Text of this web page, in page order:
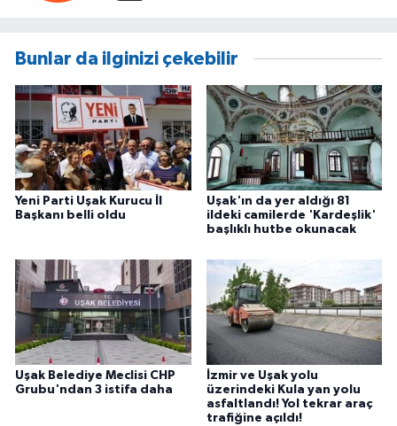
Bunlar da ilginizi çekebilir
Yeni Parti Uşak Kurucu İl
Başkanı belli oldu
Uşak'ın da yer aldığı 81
ildeki camilerde 'Kardeşlik'
başlıklı hutbe okunacak
Uşak Belediye Meclisi CHP
Grubu'ndan 3 istifa daha
İzmir ve Uşak yolu
üzerindeki Kula yan yolu
asfaltlandı! Yol tekrar araç
trafiğine açıldı!